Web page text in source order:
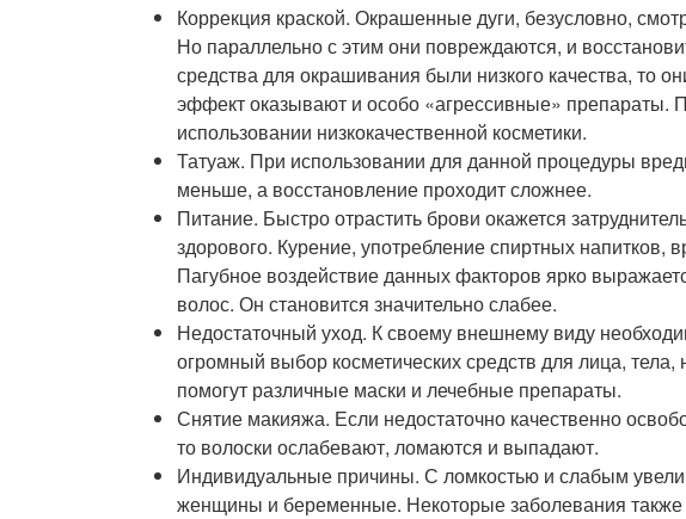
Коррекция краской. Окрашенные дуги, безусловно,
Но параллельно с этим они повреждаются, и
средства для окрашивания были низкого качества, то
эффект оказывают и особо «агрессивные» препараты.
использовании низкокачественной косметики.
Татуаж. При использовании для данной процедуры
меньше, а восстановление проходит сложнее.
Питание. Быстро отрастить брови окажется
здорового. Курение, употребление спиртных напитков,
Пагубное воздействие данных факторов ярко
волос. Он становится значительно слабее.
Недостаточный уход. К своему внешнему виду
огромный выбор косметических средств для лица,
помогут различные маски и лечебные препараты.
Снятие макияжа. Если недостаточно качественно
то волоски ослабевают, ломаются и выпадают.
Индивидуальные причины. С ломкостью и слабым
женщины и беременные. Некоторые заболевания также